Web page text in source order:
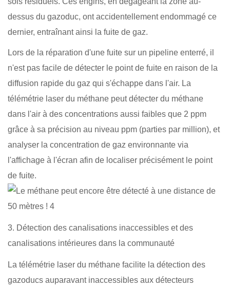
dessus du gazoduc, ont accidentellement endommagé ce
dernier, entraînant ainsi la fuite de gaz.
Lors de la réparation d'une fuite sur un pipeline enterré, il
n'est pas facile de détecter le point de fuite en raison de la
diffusion rapide du gaz qui s'échappe dans l'air. La
télémétrie laser du méthane peut détecter du méthane
dans l'air à des concentrations aussi faibles que 2 ppm
grâce à sa précision au niveau ppm (parties par million), et
analyser la concentration de gaz environnante via
l'affichage à l'écran afin de localiser précisément le point
de fuite.
3. Détection des canalisations inaccessibles et des
canalisations intérieures dans la communauté
La télémétrie laser du méthane facilite la détection des
gazoducs auparavant inaccessibles aux détecteurs